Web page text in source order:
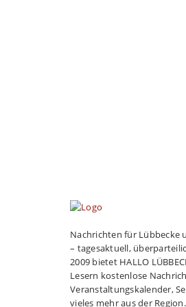
Nachrichten für Lübbecke
– tagesaktuell,
2009 bietet HALLO
Lesern kostenlose
Veranstaltungskalender,
vieles mehr aus der